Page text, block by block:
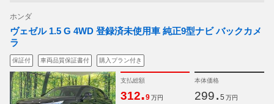
ホンダ
ヴェゼル 1.5 G 4WD 登録済未使用車 純正9型ナビ バックカメ
ラ
保証付 車両品質保証書付 購入プラン付き
支払総額
312.9 万円
本体価格
299. 5 万円